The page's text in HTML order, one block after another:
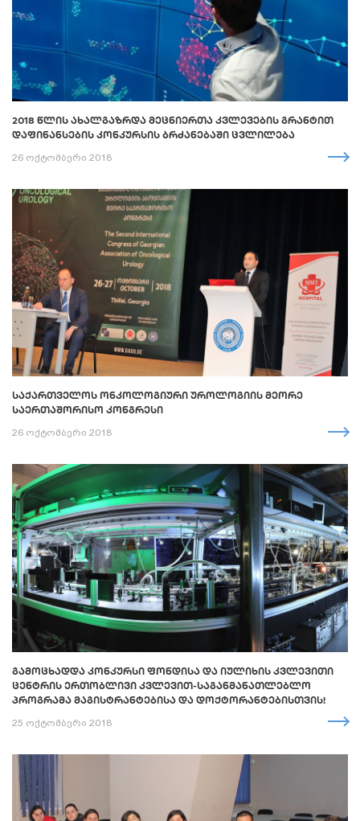
2018 ᲬᲚᲘᲡ ᲐᲮᲐᲚᲒᲐᲖᲠᲓᲐ ᲛᲔᲪᲜᲘᲔᲠᲗᲐ ᲙᲕᲚᲔᲕᲔᲑᲘᲡ ᲒᲠᲐᲜᲢᲘᲗ
ᲓᲐᲤᲘᲜᲐᲜᲡᲔᲑᲘᲡ ᲙᲝᲜᲙᲣᲠᲡᲘᲡ ᲑᲠᲫᲐᲜᲔᲑᲐᲨᲘ ᲪᲕᲚᲘᲚᲔᲑᲐ
26 ოქტომბერი 2018
ᲡᲐᲥᲐᲠᲗᲕᲔᲚᲝᲡ ᲝᲜᲙᲝᲚᲝᲒᲘᲣᲠᲘ ᲣᲠᲝᲚᲝᲒᲘᲘᲡ ᲛᲔᲝᲠᲔ
ᲡᲐᲔᲠᲗᲐᲨᲝᲠᲘᲡᲝ ᲙᲝᲜᲒᲠᲔᲡᲘ
26 ოქტომბერი 2018
ᲒᲐᲛᲝᲪᲮᲐᲓᲓᲐ ᲙᲝᲜᲙᲣᲠᲡᲘ ᲤᲝᲜᲓᲘᲡᲐ ᲓᲐ ᲘᲣᲚᲘᲮᲘᲡ ᲙᲕᲚᲔᲕᲘᲗᲘ
ᲪᲔᲜᲢᲠᲘᲡ ᲔᲠᲗᲝᲑᲚᲘᲕᲘ ᲙᲕᲚᲔᲕᲘᲗ-ᲡᲐᲒᲐᲜᲛᲐᲜᲐᲗᲚᲔᲑᲚᲝ
ᲞᲠᲝᲒᲠᲐᲛᲐ ᲛᲐᲒᲘᲡᲢᲠᲐᲜᲢᲔᲑᲘᲡᲐ ᲓᲐ ᲓᲝᲥᲢᲝᲠᲐᲜᲢᲔᲑᲘᲡᲗᲕᲘᲡ!
25 ოქტომბერი 2018